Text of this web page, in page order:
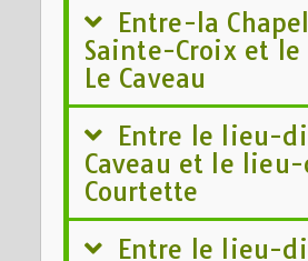
Entre-la
Sainte-Croix et
Le Caveau
Entre le lieu-
Caveau et le
Courtette
Entre le lieu-